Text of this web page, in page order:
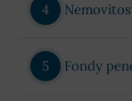
Fondy